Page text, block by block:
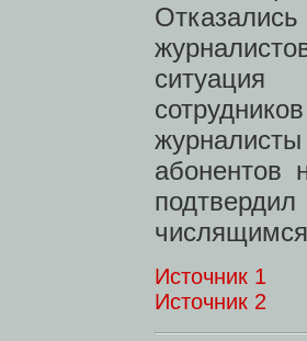
ситуация
абонентов
Источник 1
Источник 2